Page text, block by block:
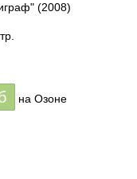
(2008)
на Озоне